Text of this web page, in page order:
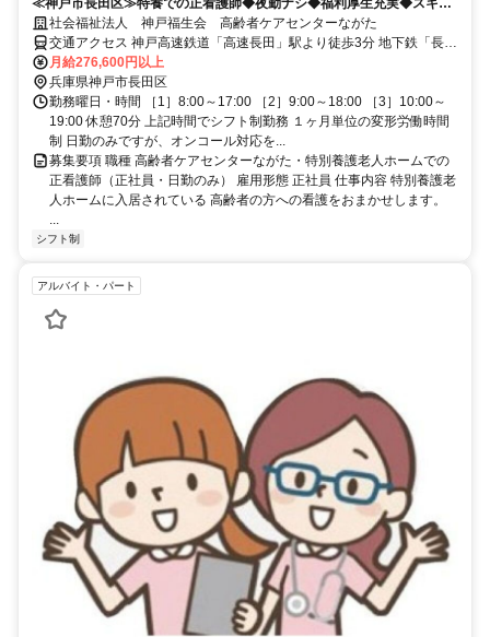
≪神戸市長田区≫特養での正看護師◆夜勤ナシ◆福利厚生充実◆スキル
アップ可能◆駅近だから通勤便利！
社会福祉法人 神戸福生会 高齢者ケアセンターながた
交通アクセス 神戸高速鉄道「高速長田」駅より徒歩3分 地下鉄「長
田」駅より徒歩5分 徒歩5分圏内に大型スーパー「ライフ」、コンビ
ニ（ローソン・ファミリーマート）あります。
月給276,600円以上
兵庫県神戸市長田区
勤務曜日・時間 ［1］8:00～17:00 ［2］9:00～18:00 ［3］10:00～
19:00 休憩70分 上記時間でシフト制勤務 １ヶ月単位の変形労働時間
制 日勤のみですが、オンコール対応を...
募集要項 職種 高齢者ケアセンターながた・特別養護老人ホームでの
正看護師（正社員・日勤のみ） 雇用形態 正社員 仕事内容 特別養護老
人ホームに入居されている 高齢者の方への看護をおまかせします。
...
シフト制
アルバイト・パート